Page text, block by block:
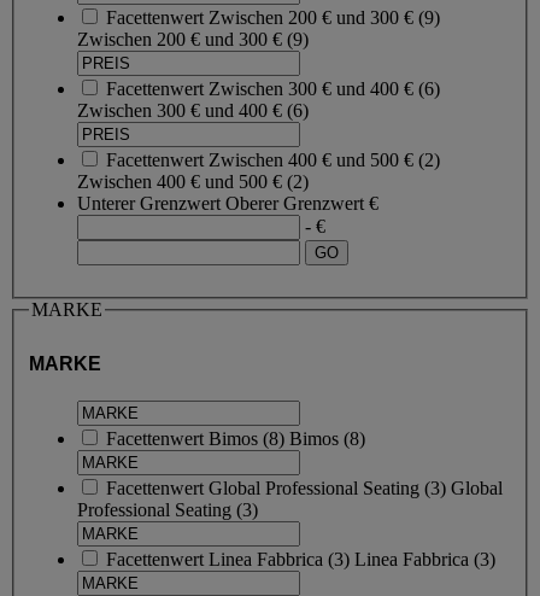
Facettenwert Zwischen 200 € und 300 € (9)
Zwischen 200 € und 300 € (9)
Facettenwert Zwischen 300 € und 400 € (6)
Zwischen 300 € und 400 € (6)
Facettenwert Zwischen 400 € und 500 € (2)
Zwischen 400 € und 500 € (2)
Unterer Grenzwert Oberer Grenzwert €
- €
MARKE
MARKE
Facettenwert Bimos (8) Bimos (8)
Facettenwert Global Professional Seating (3) Global
Professional Seating (3)
Facettenwert Linea Fabbrica (3) Linea Fabbrica (3)